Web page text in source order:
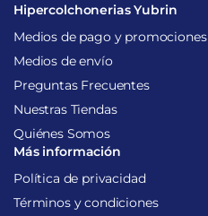
Hipercolchonerias Yubrin
Medios de pago y promociones
Medios de envío
Preguntas Frecuentes
Nuestras Tiendas
Quiénes Somos
Más información
Política de privacidad
Términos y condiciones